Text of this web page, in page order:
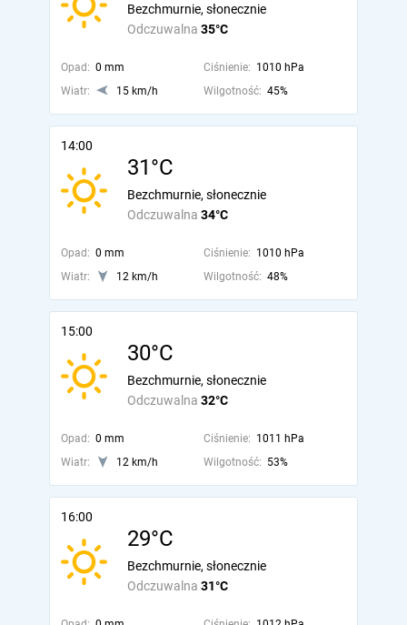
Odczuwalna 35°C
Bezchmurnie, słonecznie
Opad: 0 mm Ciśnienie: 1010 hPa
Wiatr:
15 km/h Wilgotność: 45%
14:00
31°C
Odczuwalna 34°C
Bezchmurnie, słonecznie
Opad: 0 mm Ciśnienie: 1010 hPa
Wiatr:
12 km/h Wilgotność: 48%
15:00
30°C
Odczuwalna 32°C
Bezchmurnie, słonecznie
Opad: 0 mm Ciśnienie: 1011 hPa
Wiatr:
12 km/h Wilgotność: 53%
16:00
29°C
Odczuwalna 31°C
Bezchmurnie, słonecznie